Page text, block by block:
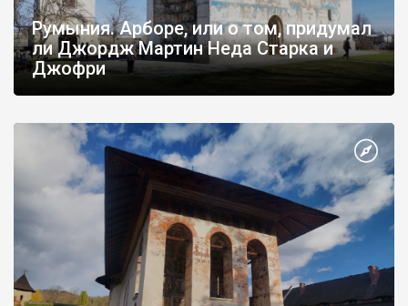
Румыния. Арборе, или о том, придумал
ли Джордж Мартин Неда Старка и
Джофри